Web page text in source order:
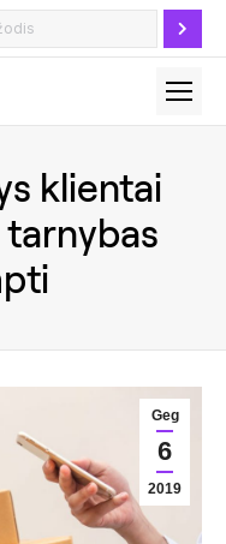
klientai
Geg
6
2019